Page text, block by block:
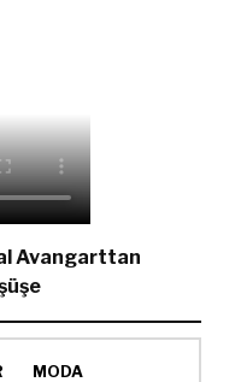
Avangarttan
MODA